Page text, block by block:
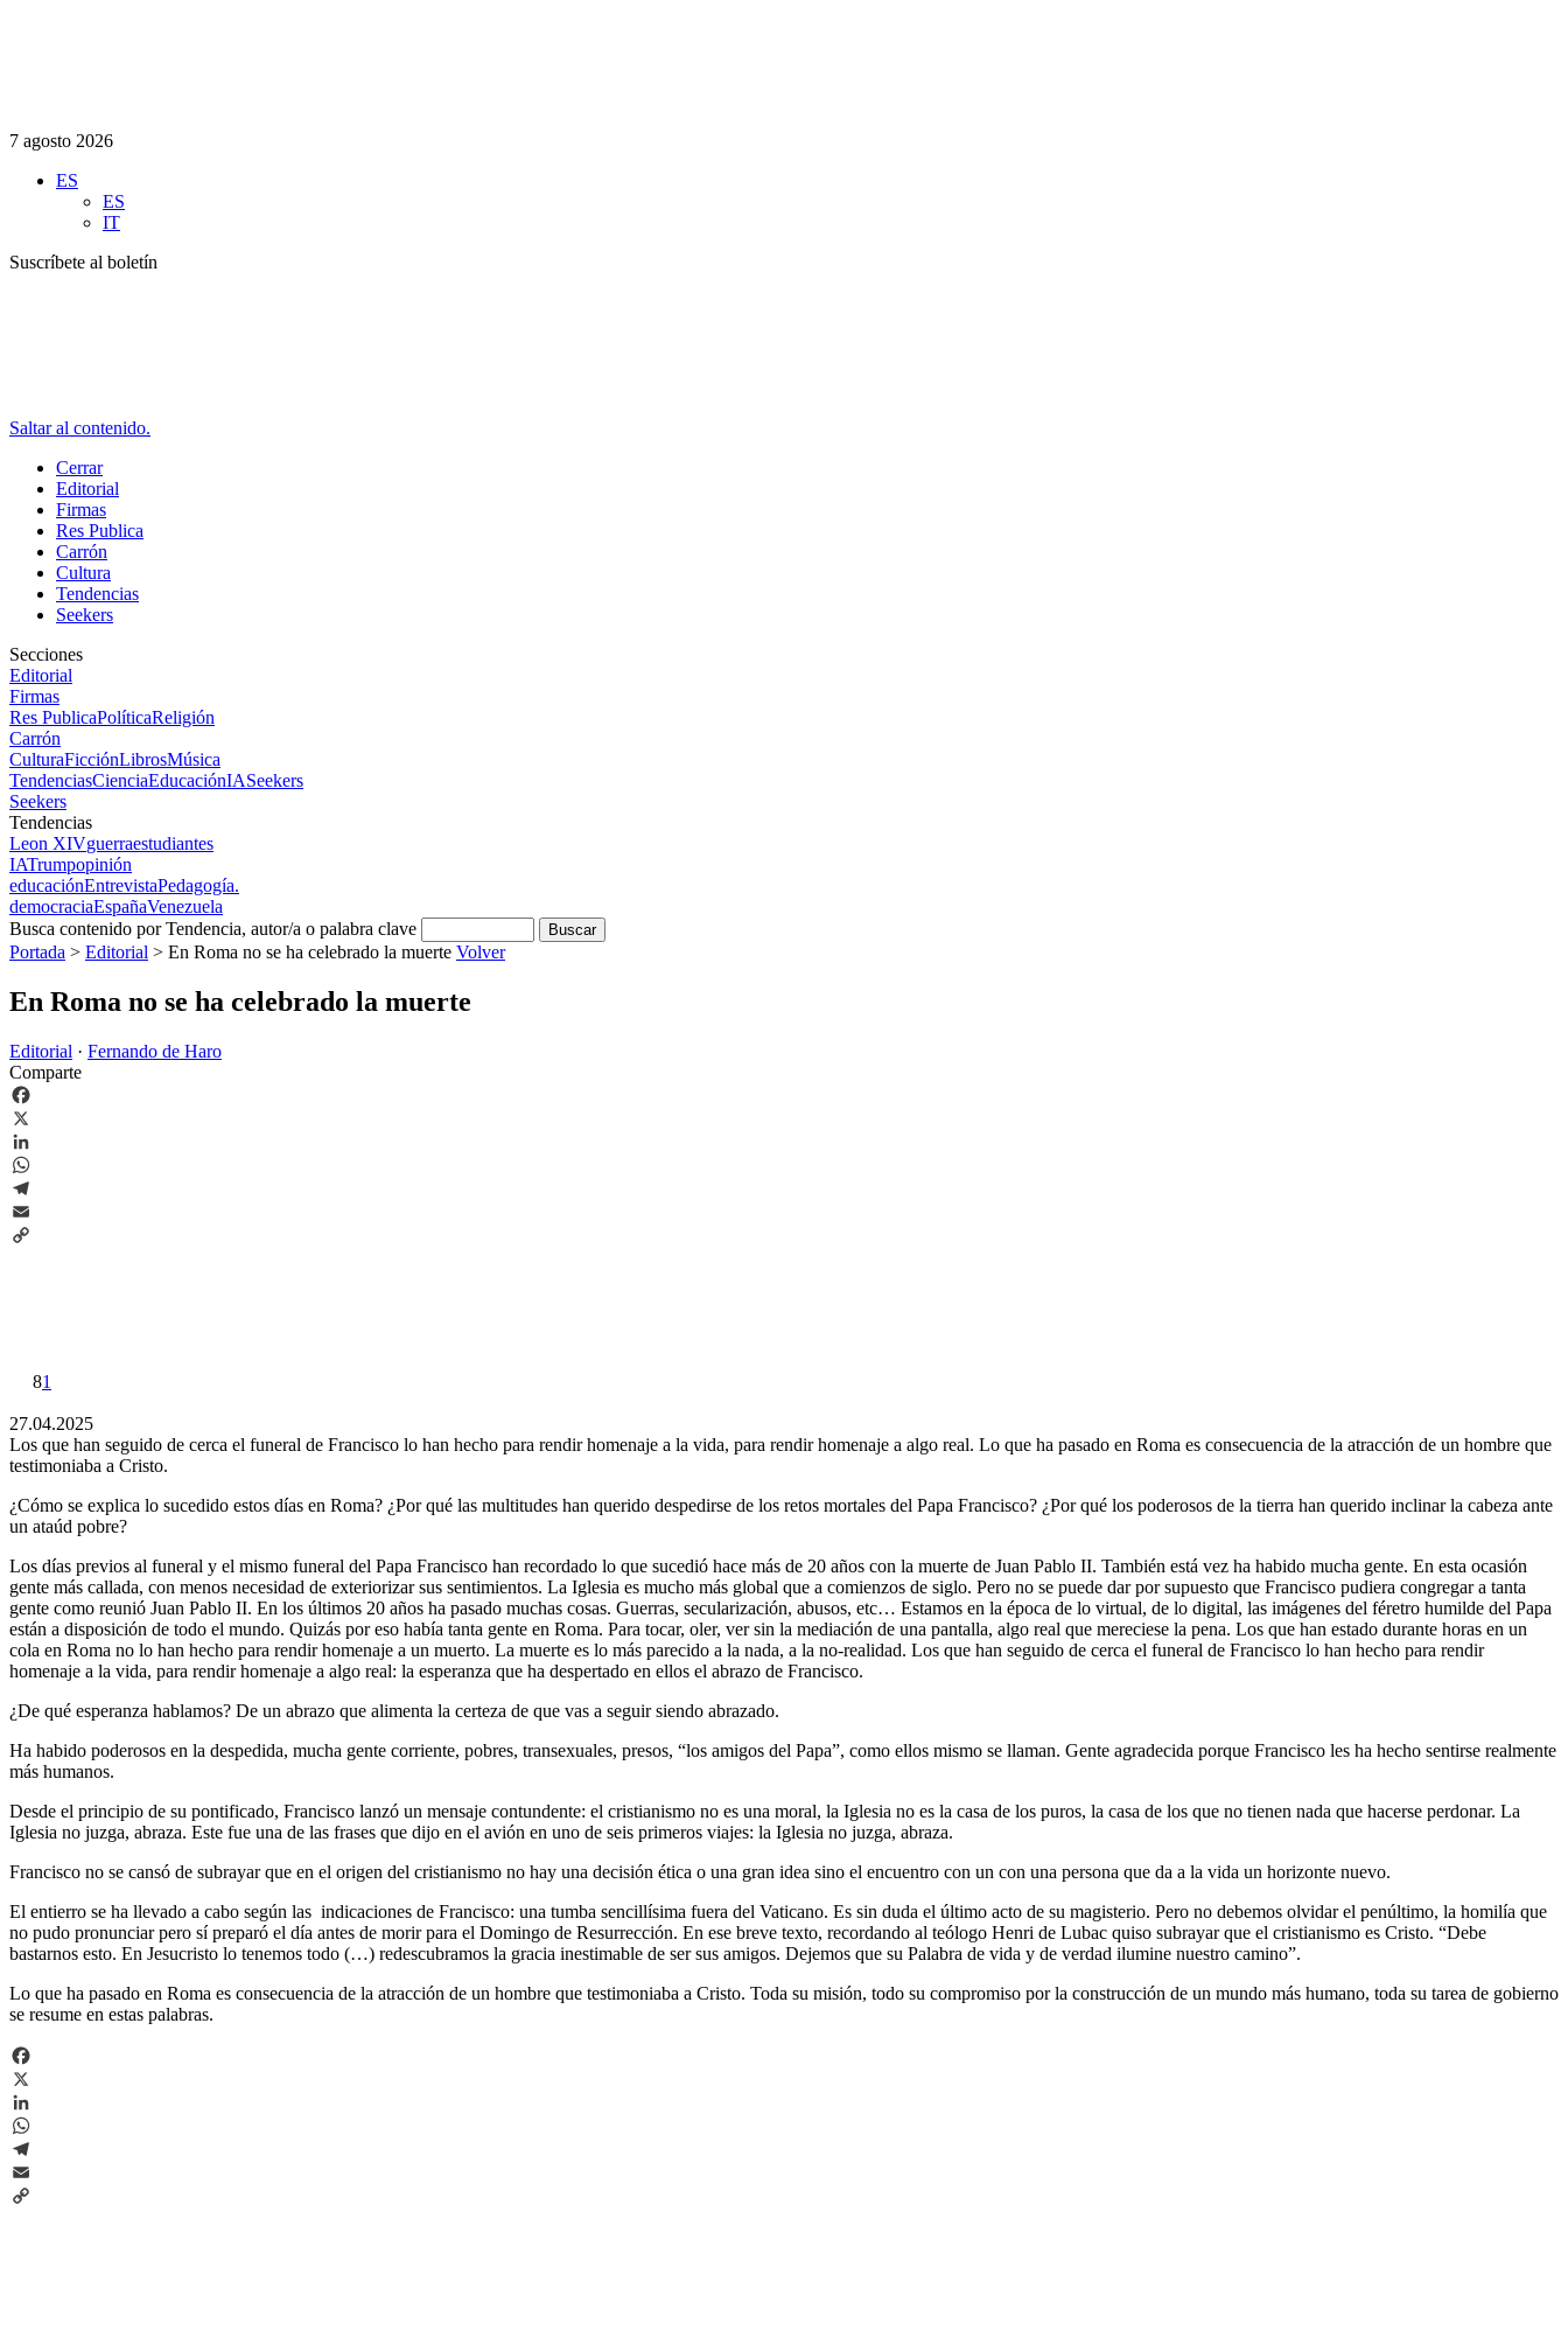
7 agosto 2026
ES
ES
IT
Suscríbete al boletín
Saltar al contenido.
Cerrar
Editorial
Firmas
Res Publica
Carrón
Cultura
Tendencias
Seekers
Secciones
Editorial
Firmas
Res PublicaPolíticaReligión
Carrón
CulturaFicciónLibrosMúsica
TendenciasCienciaEducaciónIASeekers
Seekers
Tendencias
Leon XIVguerraestudiantes
IATrumpopinión
educaciónEntrevistaPedagogía.
democraciaEspañaVenezuela
Busca contenido por Tendencia, autor/a o palabra clave
Portada > Editorial > En Roma no se ha celebrado la muerte Volver
En Roma no se ha celebrado la muerte
Editorial · Fernando de Haro
Comparte
Facebook
X
LinkedIn
WhatsApp
Telegram
Email
81
27.04.2025
Los que han seguido de cerca el funeral de Francisco lo han hecho para rendir homenaje a la vida, para rendir homenaje a algo real. Lo que ha pasado en Roma es consecuencia de la atracción de un hombre que
testimoniaba a Cristo.
¿Cómo se explica lo sucedido estos días en Roma? ¿Por qué las multitudes han querido despedirse de los retos mortales del Papa Francisco? ¿Por qué los poderosos de la tierra han querido inclinar la cabeza ante
un ataúd pobre?
Los días previos al funeral y el mismo funeral del Papa Francisco han recordado lo que sucedió hace más de 20 años con la muerte de Juan Pablo II. También está vez ha habido mucha gente. En esta ocasión
gente más callada, con menos necesidad de exteriorizar sus sentimientos. La Iglesia es mucho más global que a comienzos de siglo. Pero no se puede dar por supuesto que Francisco pudiera congregar a tanta
gente como reunió Juan Pablo II. En los últimos 20 años ha pasado muchas cosas. Guerras, secularización, abusos, etc… Estamos en la época de lo virtual, de lo digital, las imágenes del féretro humilde del Papa
están a disposición de todo el mundo. Quizás por eso había tanta gente en Roma. Para tocar, oler, ver sin la mediación de una pantalla, algo real que mereciese la pena. Los que han estado durante horas en un
cola en Roma no lo han hecho para rendir homenaje a un muerto. La muerte es lo más parecido a la nada, a la no-realidad. Los que han seguido de cerca el funeral de Francisco lo han hecho para rendir
homenaje a la vida, para rendir homenaje a algo real: la esperanza que ha despertado en ellos el abrazo de Francisco.
¿De qué esperanza hablamos? De un abrazo que alimenta la certeza de que vas a seguir siendo abrazado.
Ha habido poderosos en la despedida, mucha gente corriente, pobres, transexuales, presos, “los amigos del Papa”, como ellos mismo se llaman. Gente agradecida porque Francisco les ha hecho sentirse realmente
más humanos.
Desde el principio de su pontificado, Francisco lanzó un mensaje contundente: el cristianismo no es una moral, la Iglesia no es la casa de los puros, la casa de los que no tienen nada que hacerse perdonar. La
Iglesia no juzga, abraza. Este fue una de las frases que dijo en el avión en uno de seis primeros viajes: la Iglesia no juzga, abraza.
Francisco no se cansó de subrayar que en el origen del cristianismo no hay una decisión ética o una gran idea sino el encuentro con un con una persona que da a la vida un horizonte nuevo.
El entierro se ha llevado a cabo según las indicaciones de Francisco: una tumba sencillísima fuera del Vaticano. Es sin duda el último acto de su magisterio. Pero no debemos olvidar el penúltimo, la homilía que
no pudo pronunciar pero sí preparó el día antes de morir para el Domingo de Resurrección. En ese breve texto, recordando al teólogo Henri de Lubac quiso subrayar que el cristianismo es Cristo. “Debe
bastarnos esto. En Jesucristo lo tenemos todo (…) redescubramos la gracia inestimable de ser sus amigos. Dejemos que su Palabra de vida y de verdad ilumine nuestro camino”.
Lo que ha pasado en Roma es consecuencia de la atracción de un hombre que testimoniaba a Cristo. Toda su misión, todo su compromiso por la construcción de un mundo más humano, toda su tarea de gobierno
se resume en estas palabras.
Facebook
X
LinkedIn
WhatsApp
Telegram
Email